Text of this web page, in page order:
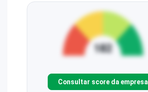
Consultar score da empresa